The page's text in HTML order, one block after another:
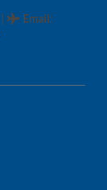
Email :